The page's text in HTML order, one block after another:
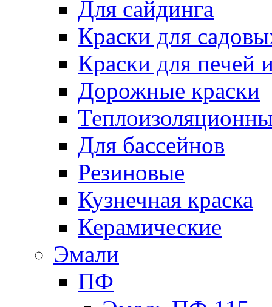
Для сайдинга
Краски для
Краски для печей
Дорожные краски
Для бассейнов
Резиновые
Кузнечная краска
Керамические
Эмали
ПФ